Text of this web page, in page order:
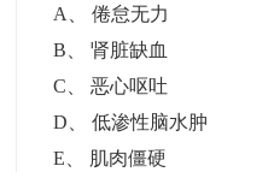
A
、倦怠无力
B 、肾脏缺血
C 、恶心呕吐
D 、低渗性脑水肿
E
肌肉僵硬